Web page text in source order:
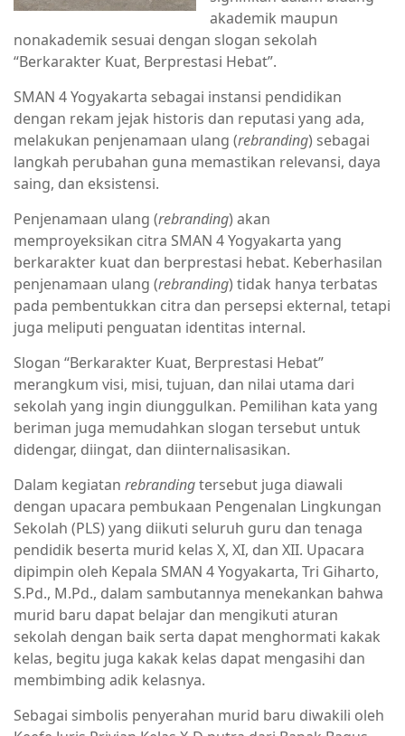
akademik maupun
nonakademik sesuai dengan slogan sekolah
“Berkarakter Kuat, Berprestasi Hebat”.
SMAN 4 Yogyakarta sebagai instansi pendidikan
dengan rekam jejak historis dan reputasi yang ada,
melakukan penjenamaan ulang (rebranding) sebagai
langkah perubahan guna memastikan relevansi, daya
saing, dan eksistensi.
Penjenamaan ulang (rebranding) akan
memproyeksikan citra SMAN 4 Yogyakarta yang
berkarakter kuat dan berprestasi hebat. Keberhasilan
penjenamaan ulang (rebranding) tidak hanya terbatas
pada pembentukkan citra dan persepsi ekternal, tetapi
juga meliputi penguatan identitas internal.
Slogan “Berkarakter Kuat, Berprestasi Hebat”
merangkum visi, misi, tujuan, dan nilai utama dari
sekolah yang ingin diunggulkan. Pemilihan kata yang
beriman juga memudahkan slogan tersebut untuk
didengar, diingat, dan diinternalisasikan.
Dalam kegiatan rebrandingtersebut juga diawali
dengan upacara pembukaan Pengenalan Lingkungan
Sekolah (PLS) yang diikuti seluruh guru dan tenaga
pendidik beserta murid kelas X, XI, dan XII. Upacara
dipimpin oleh Kepala SMAN 4 Yogyakarta, Tri Giharto,
S.Pd., M.Pd., dalam sambutannya menekankan bahwa
murid baru dapat belajar dan mengikuti aturan
sekolah dengan baik serta dapat menghormati kakak
kelas, begitu juga kakak kelas dapat mengasihi dan
membimbing adik kelasnya.
Sebagai simbolis penyerahan murid baru diwakili oleh